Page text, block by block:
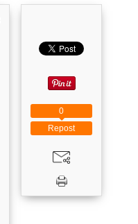
Repost
0